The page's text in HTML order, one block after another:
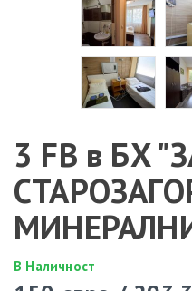
3 FB в БХ
В Наличност